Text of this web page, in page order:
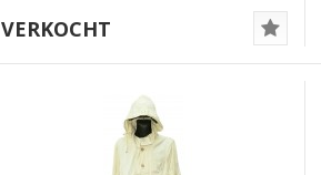
VERKOCHT